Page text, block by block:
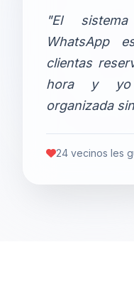
"El
WhatsApp
clientas
hora y yo
organizada
24 vecinos les